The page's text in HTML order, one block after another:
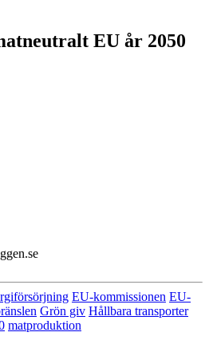
EU år 2050
EU-kommissionen EU-
Grön giv Hållbara transporter
matproduktion